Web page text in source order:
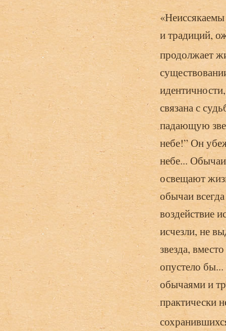
и традиций,
продолжает
связана с
падающую
небе!” Он
небе...
освещают
обычаи
воздействие
исчезли, не
звезда,
опустело
обычаями и
практически